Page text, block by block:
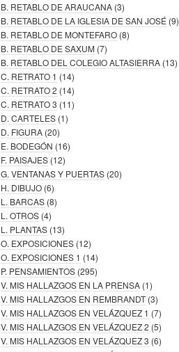
B. RETABLO DE ARAUCANA (3)
B. RETABLO DE LA IGLESIA DE SAN JOSÉ (9)
B. RETABLO DE MONTEFARO (8)
B. RETABLO DE SAXUM (7)
B. RETABLO DEL COLEGIO ALTASIERRA (13)
C. RETRATO 1 (14)
C. RETRATO 2 (14)
C. RETRATO 3 (11)
D. CARTELES (1)
D. FIGURA (20)
E. BODEGÓN (16)
F. PAISAJES (12)
G. VENTANAS Y PUERTAS (20)
H. DIBUJO (6)
L. BARCAS (8)
L. OTROS (4)
L. PLANTAS (13)
O. EXPOSICIONES (12)
O. EXPOSICIONES 1 (14)
P. PENSAMIENTOS (295)
V. MIS HALLAZGOS EN LA PRENSA (1)
V. MIS HALLAZGOS EN REMBRANDT (3)
V. MIS HALLAZGOS EN VELÁZQUEZ 1 (7)
V. MIS HALLAZGOS EN VELÁZQUEZ 2 (5)
V. MIS HALLAZGOS EN VELÁZQUEZ 3 (6)